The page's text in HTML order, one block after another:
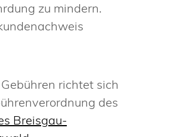
zu mindern.
richtet sich
des
Breisgau-